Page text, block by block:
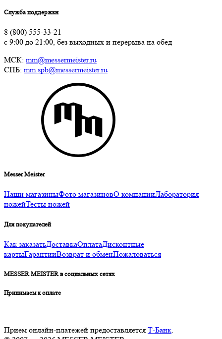
Служба поддержки
8 (800) 555-33-21
с 9:00 до 21:00, без выходных и перерыва на обед
МСК: mm@messermeister.ru
СПБ: mm.spb@messermeister.ru
Messer Meister
Наши магазиныФото магазиновО компанииЛаборатория
ножейТесты ножей
Для покупателей
Как заказатьДоставкаОплатаДисконтные
картыГарантииВозврат и обменПожаловаться
MESSER MEISTER в социальных сетях
Принимаем к оплате
Прием онлайн-платежей предоставляется Т-Банк.